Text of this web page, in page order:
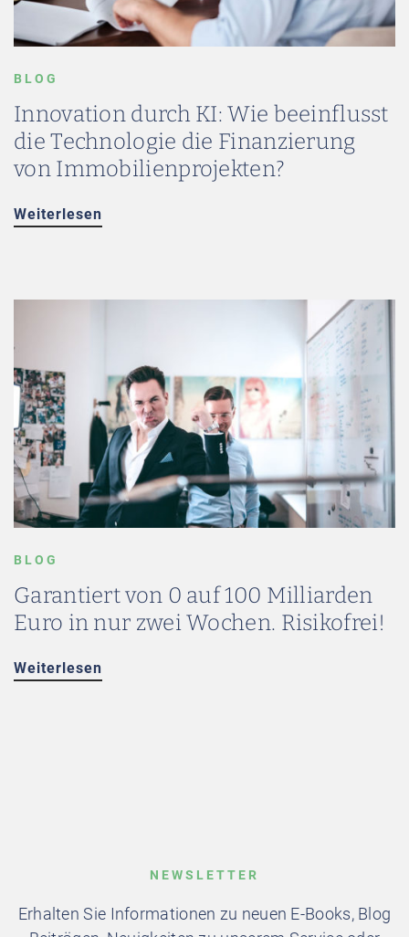
BLOG
Innovation durch KI: Wie beeinflusst
die Technologie die Finanzierung
von Immobilienprojekten?
Weiterlesen
BLOG
Garantiert von 0 auf 100 Milliarden
Euro in nur zwei Wochen. Risikofrei!
Weiterlesen
NEWSLETTER
Erhalten Sie Informationen zu neuen E-Books, Blog